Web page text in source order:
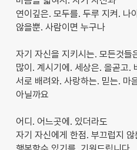
연이깊은. 모두를. 두루 지켜. 나
않을뿐. 사람이면 누구나
자기 자신을 지키시는. 모든것들
많이. 계시기에. 세상은. 올곧고.
서로 배려와. 사랑하는. 믿는. 마
아닐까요
어디. 어느곳에. 있더라도
자기 자신에게 한점. 부끄럽지